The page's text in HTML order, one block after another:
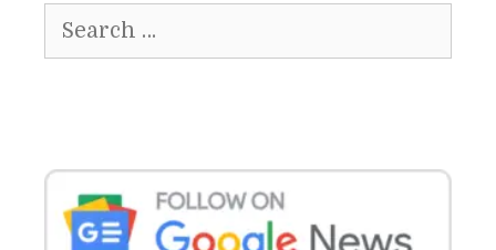
for: